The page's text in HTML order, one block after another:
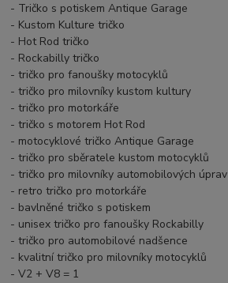
- Tričko s potiskem Antique Garage
- Kustom Kulture tričko
- Hot Rod tričko
- Rockabilly tričko
- tričko pro fanoušky motocyklů
- tričko pro milovníky kustom kultury
- tričko pro motorkáře
- tričko s motorem Hot Rod
- motocyklové tričko Antique Garage
- tričko pro sběratele kustom motocyklů
- tričko pro milovníky automobilových úprav
- retro tričko pro motorkáře
- bavlněné tričko s potiskem
- unisex tričko pro fanoušky Rockabilly
- tričko pro automobilové nadšence
- kvalitní tričko pro milovníky motocyklů
- V2 + V8 = 1